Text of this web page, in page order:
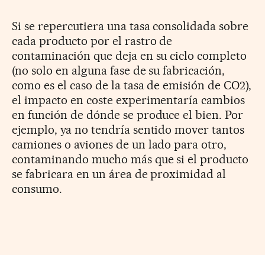
Si se repercutiera una tasa consolidada sobre
cada producto por el rastro de
contaminación que deja en su ciclo completo
(no solo en alguna fase de su fabricación,
como es el caso de la tasa de emisión de CO2),
el impacto en coste experimentaría cambios
en función de dónde se produce el bien. Por
ejemplo, ya no tendría sentido mover tantos
camiones o aviones de un lado para otro,
contaminando mucho más que si el producto
se fabricara en un área de proximidad al
consumo.